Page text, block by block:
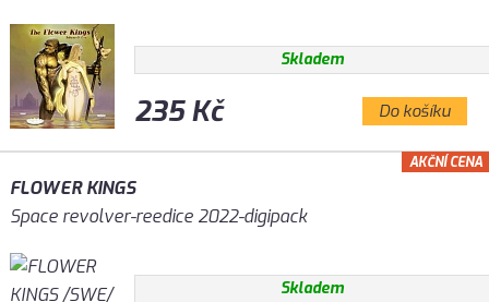
Skladem
235 Kč Do košíku
FLOWER KINGS
Space revolver-reedice 2022-digipack
Skladem
AKČNÍ CENA